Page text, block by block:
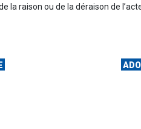
la raison ou de la déraison de